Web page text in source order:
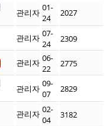
관리자 01-
24
2027
관리자 07-
24
2309
관리자 06-
22
2775
관리자 09-
07
2829
관리자 02-
04
3182